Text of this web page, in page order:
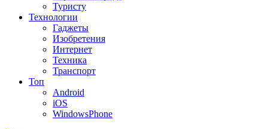
Туристу
Технологии
Гаджеты
Изобретения
Интернет
Техника
Транспорт
Топ
Android
iOS
WindowsPhone